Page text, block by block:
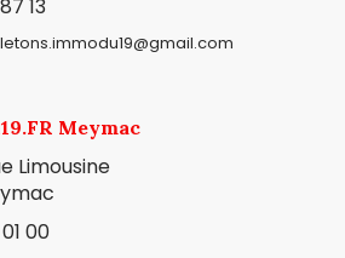
13
Meymac
Limousine
00